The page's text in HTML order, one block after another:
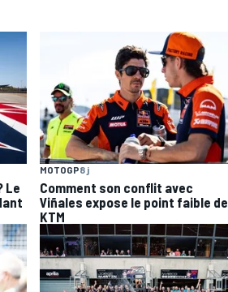
Le
MOTOGP8 j
Comment son conflit avec
Viñales expose le point faible de
KTM